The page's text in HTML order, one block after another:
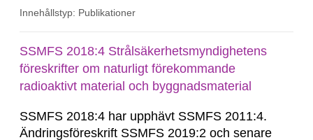
Innehållstyp: Publikationer
SSMFS 2018:4 Strålsäkerhetsmyndighetens
föreskrifter om naturligt förekommande
radioaktivt material och byggnadsmaterial
SSMFS 2018:4 har upphävt SSMFS 2011:4.
Ändringsföreskrift SSMFS 2019:2 och senare